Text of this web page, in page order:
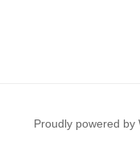
シ
Proudly powered by